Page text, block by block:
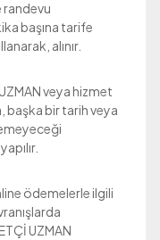
randevu
başına tarife
alınır.
veya hizmet
başka bir tarih veya
ödemelerle ilgili
UZMAN